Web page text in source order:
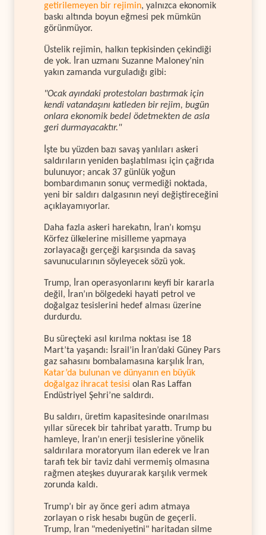
getirilemeyen bir rejimin, yalnızca ekonomik
baskı altında boyun eğmesi pek mümkün
görünmüyor.
Üstelik rejimin, halkın tepkisinden çekindiği
de yok. İran uzmanı Suzanne Maloney’nin
yakın zamanda vurguladığı gibi:
"Ocak ayındaki protestoları bastırmak için
kendi vatandaşını katleden bir rejim, bugün
onlara ekonomik bedel ödetmekten de asla
geri durmayacaktır."
İşte bu yüzden bazı savaş yanlıları askeri
saldırıların yeniden başlatılması için çağrıda
bulunuyor; ancak 37 günlük yoğun
bombardımanın sonuç vermediği noktada,
yeni bir saldırı dalgasının neyi değiştireceğini
açıklayamıyorlar.
Daha fazla askeri harekatın, İran’ı komşu
Körfez ülkelerine misilleme yapmaya
zorlayacağı gerçeği karşısında da savaş
savunucularının söyleyecek sözü yok.
Trump, İran operasyonlarını keyfi bir kararla
değil, İran’ın bölgedeki hayati petrol ve
doğalgaz tesislerini hedef alması üzerine
durdurdu.
Bu süreçteki asıl kırılma noktası ise 18
Mart’ta yaşandı: İsrail’in İran’daki Güney Pars
gaz sahasını bombalamasına karşılık İran,
Katar’da bulunan ve dünyanın en büyük
doğalgaz ihracat tesisi olan Ras Laffan
Endüstriyel Şehri’ne saldırdı.
Bu saldırı, üretim kapasitesinde onarılması
yıllar sürecek bir tahribat yarattı. Trump bu
hamleye, İran’ın enerji tesislerine yönelik
saldırılara moratoryum ilan ederek ve İran
tarafı tek bir taviz dahi vermemiş olmasına
rağmen ateşkes duyurarak karşılık vermek
zorunda kaldı.
Trump’ı bir ay önce geri adım atmaya
zorlayan o risk hesabı bugün de geçerli.
Trump, İran "medeniyetini" haritadan silme